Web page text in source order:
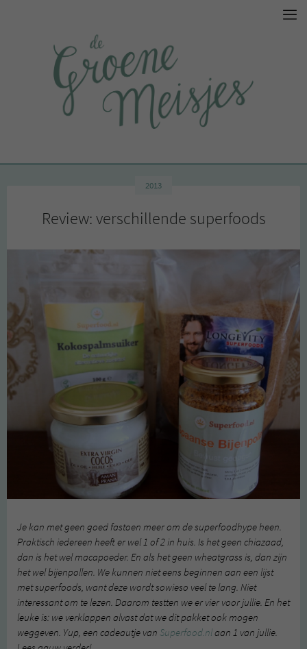
2013
Review: verschillende superfoods
Je kan met geen goed fastoen meer om de superfoodhype heen.
Praktisch iedereen heeft er wel 1 of 2 in huis. Is het geen chiazaad,
dan is het wel macapoeder. En als het geen wheatgrass is, dan zijn
het wel bijenpollen. We kunnen niet eens beginnen aan een lijst
met superfoods, want deze wordt sowieso veel te lang. Niet
interessant om te lezen. Daarom testten we er vier voor jullie. En het
leuke is: we verklappen alvast dat we dit pakket ook mogen
weggeven. Yup, een cadeautje van Superfood.nlaan 1 van jullie.